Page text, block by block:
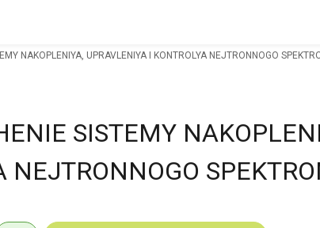
NAKOPLENIYA, UPRAVLENIYA I KONTROLYA NEJTRONNOGO
SISTEMY
NEJTRONNOGO